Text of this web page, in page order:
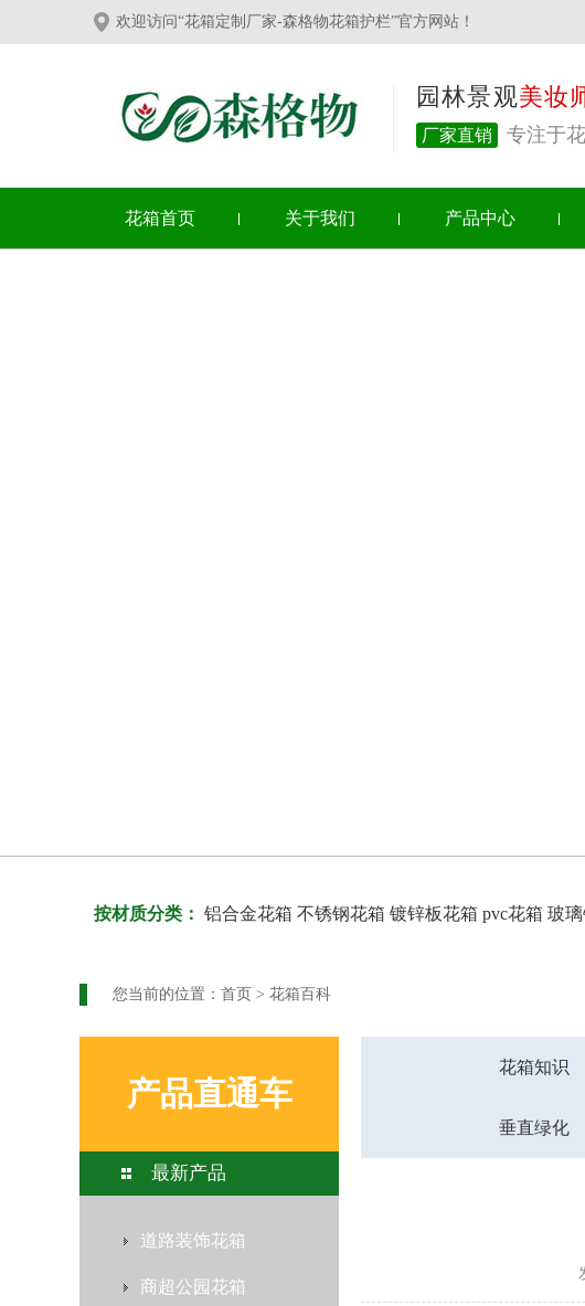
欢迎访问“花箱定制厂家-森格物花箱护栏”官方网站！
园林景观美妆
厂家直销 专注于
花箱首页 关于我们 产品中心
按材质分类： 铝合金花箱 不锈钢花箱 镀锌板花箱 pvc花箱 玻
您当前的位置： 首页 > 花箱百科
产品直通车
最新产品
道路装饰花箱
商超公园花箱
花箱知识
垂直绿化